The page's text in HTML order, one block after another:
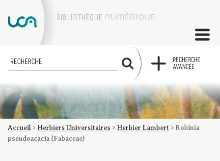
ACCUEIL
COLLECTIONS
FACTUMS
Les factums à la BU
Présentation du corpus de factums de la collection Marie
Bibliographie
Glossaire
Index de recherche
RECHERCHE
RECHERCHE
AVANCÉE
Accueil > Herbiers Universitaires > Herbier Lambert > Robinia
pseudoacacia (Fabaceae)